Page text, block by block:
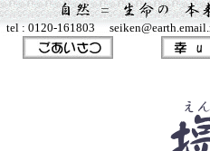
tel : 0120-161803